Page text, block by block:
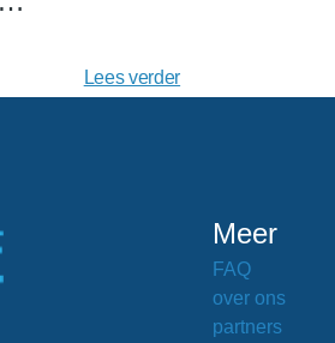
Lees verder
Meer
FAQ
over ons
partners